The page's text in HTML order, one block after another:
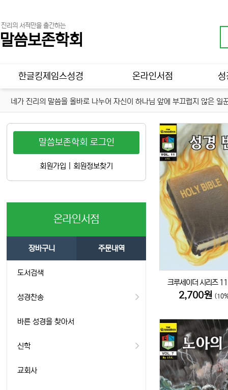
진리의 서적만을 출간하는
말씀보존학회
메인 메뉴
한글킹제임스성경 온라인서점 성
네가 진리의 말씀을 올바로 나누어 자신이 하나님 앞에 부끄럽지 않은
크루세이더 시리즈
2,700원
말씀보존학회 로그인
회원가입 회원정보찾기
온라인서점
장바구니 주문내역
도서검색
성경찬송
바른 성경을 찾아서
신학
교회사